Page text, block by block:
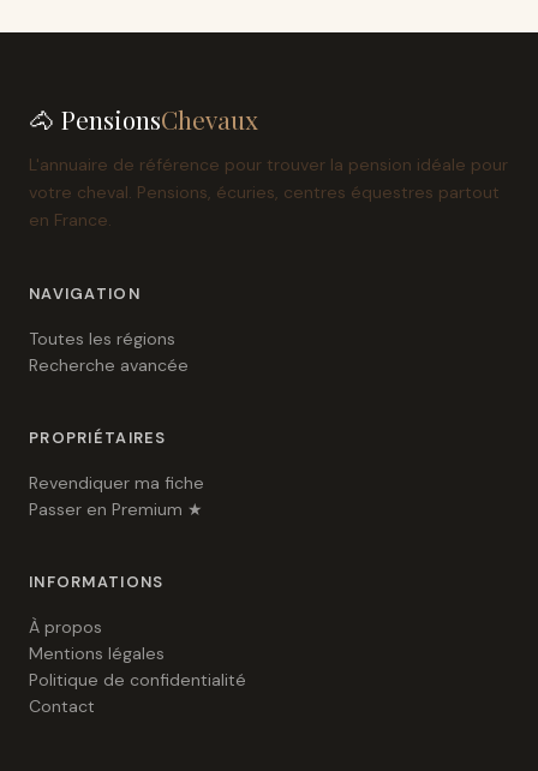
🐴 PensionsChevaux
L'annuaire de référence pour trouver la pension idéale pour
votre cheval. Pensions, écuries, centres équestres partout
en France.
NAVIGATION
Toutes les régions
Recherche avancée
PROPRIÉTAIRES
Revendiquer ma fiche
Passer en Premium ★
INFORMATIONS
À propos
Mentions légales
Politique de confidentialité
Contact